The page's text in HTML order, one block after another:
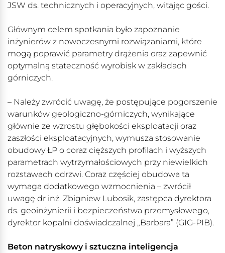
JSW ds. technicznych i operacyjnych, witając gości.
Głównym celem spotkania było zapoznanie
inżynierów z nowoczesnymi rozwiązaniami, które
mogą poprawić parametry drążenia oraz zapewnić
optymalną stateczność wyrobisk w zakładach
górniczych.
– Należy zwrócić uwagę, że postępujące pogorszenie
warunków geologiczno-górniczych, wynikające
głównie ze wzrostu głębokości eksploatacji oraz
zaszłości eksploatacyjnych, wymusza stosowanie
obudowy ŁP o coraz cięższych profilach i wyższych
parametrach wytrzymałościowych przy niewielkich
rozstawach odrzwi. Coraz częściej obudowa ta
wymaga dodatkowego wzmocnienia – zwrócił
uwagę dr inż. Zbigniew Lubosik, zastępca dyrektora
ds. geoinżynierii i bezpieczeństwa przemysłowego,
dyrektor kopalni doświadczalnej „Barbara” (GIG-PIB).
Beton natryskowy i sztuczna inteligencja